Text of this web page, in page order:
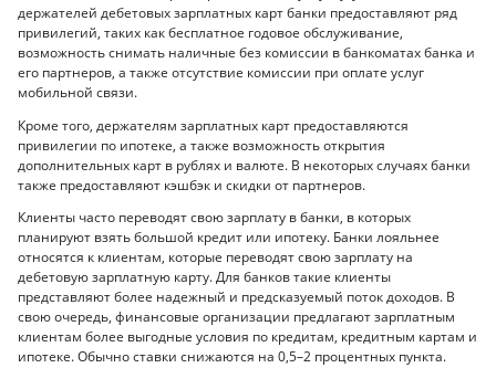
держателей дебетовых зарплатных карт банки предоставляют ряд
привилегий, таких как бесплатное годовое обслуживание,
возможность снимать наличные без комиссии в банкоматах банка и
его партнеров, а также отсутствие комиссии при оплате услуг
мобильной связи.
Кроме того, держателям зарплатных карт предоставляются
привилегии по ипотеке, а также возможность открытия
дополнительных карт в рублях и валюте. В некоторых случаях банки
также предоставляют кэшбэк и скидки от партнеров.
Клиенты часто переводят свою зарплату в банки, в которых
планируют взять большой кредит или ипотеку. Банки лояльнее
относятся к клиентам, которые переводят свою зарплату на
дебетовую зарплатную карту. Для банков такие клиенты
представляют более надежный и предсказуемый поток доходов. В
свою очередь, финансовые организации предлагают зарплатным
клиентам более выгодные условия по кредитам, кредитным картам и
ипотеке. Обычно ставки снижаются на 0,5–2 процентных пункта.